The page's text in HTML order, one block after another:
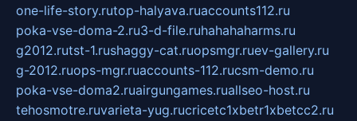
one-life-story.rutop-halyava.ruaccounts112.ru
poka-vse-doma-2.ru3-d-file.ruhahahaharms.ru
g2012.rutst-1.rushaggy-cat.ruopsmgr.ruev-gallery.ru
g-2012.ruops-mgr.ruaccounts-112.rucsm-demo.ru
poka-vse-doma2.ruairgungames.ruallseo-host.ru
tehosmotre.ruvarieta-yug.rucricetc1xbetr1xbetcc2.ru